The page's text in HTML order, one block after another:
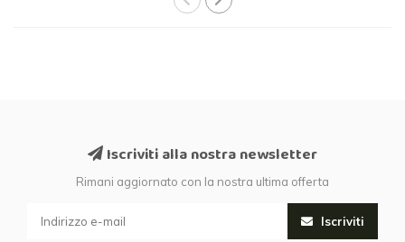
Iscriviti alla nostra newsletter
Rimani aggiornato con la nostra ultima offerta
Iscriviti